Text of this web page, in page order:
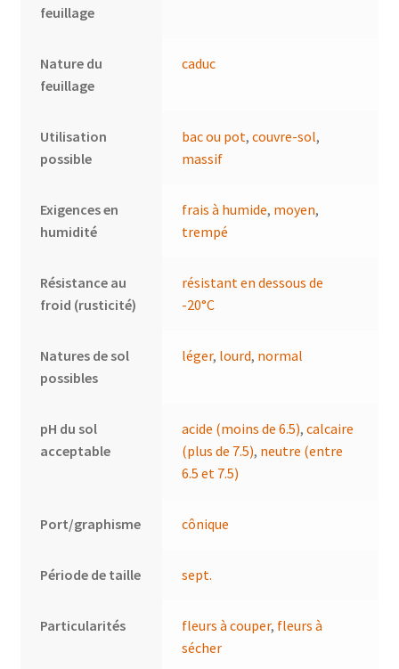
feuillage
Nature du
feuillage
caduc
Utilisation
possible
bac ou pot,couvre-sol,
massif
Exigences en
humidité
frais à humide, moyen,
trempé
Résistance au
froid (rusticité)
résistant en dessous de
-20°C
Natures de sol
possibles
léger, lourd, normal
pH du sol
acceptable
acide (moins de 6.5),calcaire
(plus de 7.5), neutre (entre
6.5 et 7.5)
Port/graphisme cônique
Période de taille sept.
Particularités fleurs à couper, fleurs à
sécher